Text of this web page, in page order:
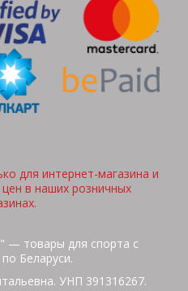
для интернет-магазина и
в наших розничных
— товары для спорта с
Беларуси.
УНП 391316267.